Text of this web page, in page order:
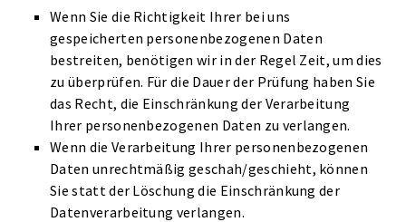
Wenn Sie die Richtigkeit Ihrer bei uns
gespeicherten personenbezogenen Daten
bestreiten, benötigen wir in der Regel Zeit, um dies
zu überprüfen. Für die Dauer der Prüfung haben Sie
das Recht, die Einschränkung der Verarbeitung
Ihrer personenbezogenen Daten zu verlangen.
Wenn die Verarbeitung Ihrer personenbezogenen
Daten unrechtmäßig geschah/geschieht, können
Sie statt der Löschung die Einschränkung der
Datenverarbeitung verlangen.